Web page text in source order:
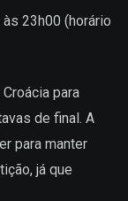
23h00 (horário
para
de final. A
para manter
já que